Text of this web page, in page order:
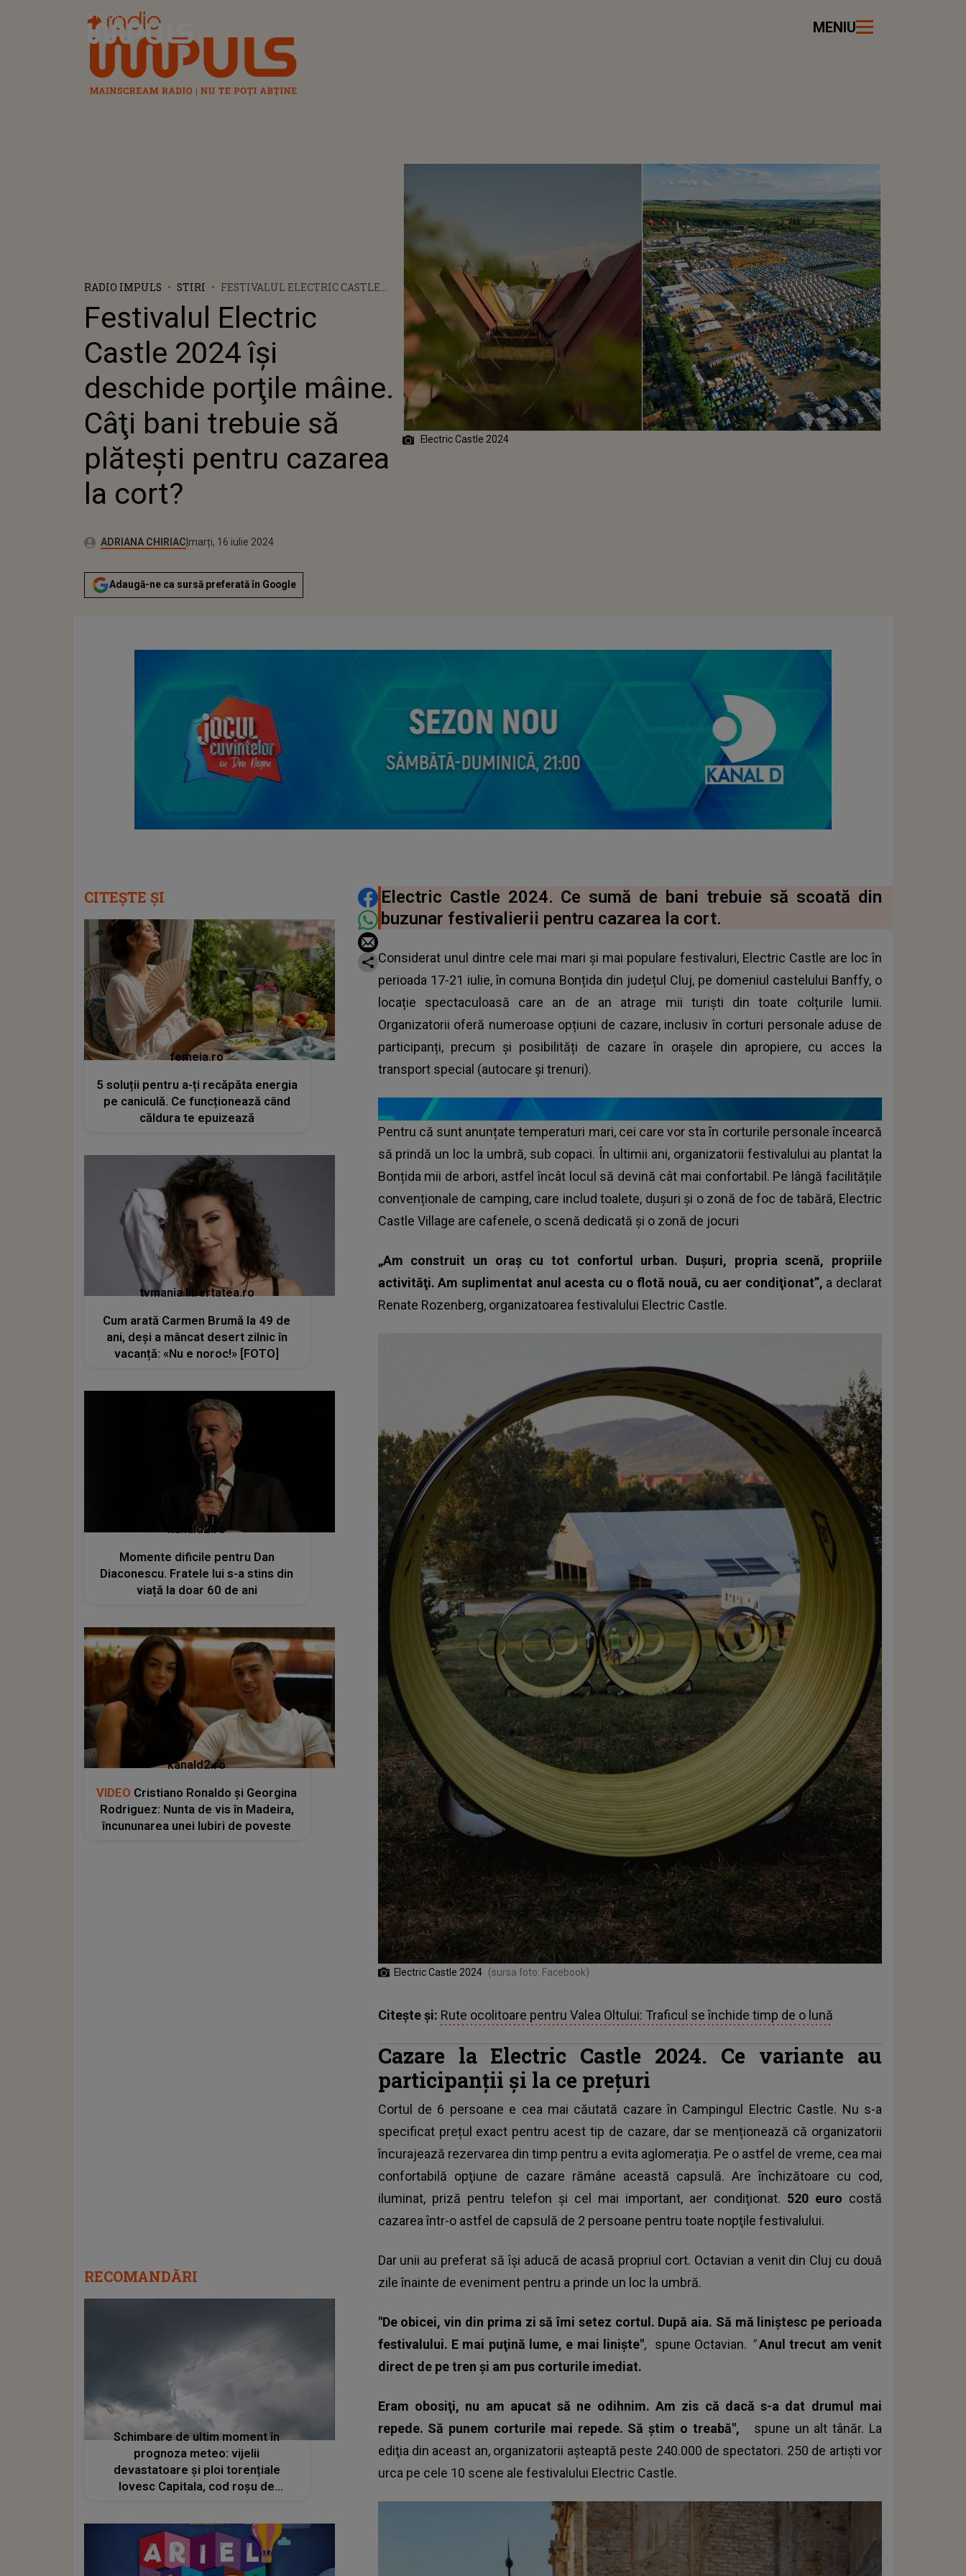
Radio Impuls MENIU
RADIO IMPULS STIRI
FESTIVALUL ELECTRIC CASTLE
MÂINE. CÂŢI BANI TREBUIE SĂ
PLĂTEŞTI PENTRU CAZAREA LA
CORT?
Festivalul Electric
Castle 2024 îşi
deschide porţile mâine.
Câţi bani trebuie să
plăteşti pentru cazarea
la cort?
Autor:ADRIANA CHIRIACPublicat:
marți, 16 iulie 2024
Actualizat:
marți, 16 iulie 2024
Adaugă-ne ca sursă preferată în Google
Electric Castle 2024
DISTRIBUIE ARTICOLUL
Electric Castle 2024. Ce sumă de bani trebuie să scoată din
buzunar festivalierii pentru cazarea la cort.
Considerat unul dintre cele mai mari și mai populare festivaluri, Electric Castle are loc în
perioada 17-21 iulie, în comuna Bonțida din județul Cluj, pe domeniul castelului Banffy, o
locație spectaculoasă care an de an atrage mii turiști din toate colțurile lumii.
Organizatorii oferă numeroase opțiuni de cazare, inclusiv în corturi personale aduse de
participanți, precum și posibilități de cazare în orașele din apropiere, cu acces la
transport special (autocare și trenuri).
Pentru că sunt anunțate temperaturi mari, cei care vor sta în corturile personale încearcă
să prindă un loc la umbră, sub copaci. În ultimii ani, organizatorii festivalului au plantat la
Bonțida mii de arbori, astfel încât locul să devină cât mai confortabil. Pe lângă facilitățile
convenționale de camping, care includ toalete, dușuri și o zonă de foc de tabără, Electric
Castle Village are cafenele, o scenă dedicată și o zonă de jocuri
„Am construit un oraş cu tot confortul urban. Duşuri, propria scenă, propriile
activităţi. Am suplimentat anul acesta cu o flotă nouă, cu aer condiţionat”, a declarat
Renate Rozenberg, organizatoarea festivalului Electric Castle.
Electric Castle 2024 (sursa foto: Facebook)
Citește și: Rute ocolitoare pentru Valea Oltului: Traficul se închide timp de o lună
Cazare la Electric Castle 2024. Ce variante au
participanții și la ce prețuri
Cortul de 6 persoane e cea mai căutată cazare în Campingul Electric Castle. Nu s-a
specificat prețul exact pentru acest tip de cazare, dar se menționează că organizatorii
încurajează rezervarea din timp pentru a evita aglomerația. Pe o astfel de vreme, cea mai
confortabilă opţiune de cazare rămâne această capsulă. Are închizătoare cu cod,
iluminat, priză pentru telefon şi cel mai important, aer condiţionat. 520 euro costă
cazarea într-o astfel de capsulă de 2 persoane pentru toate nopţile festivalului.
Dar unii au preferat să îşi aducă de acasă propriul cort. Octavian a venit din Cluj cu două
zile înainte de eveniment pentru a prinde un loc la umbră.
"De obicei, vin din prima zi să îmi setez cortul. După aia. Să mă liniştesc pe perioada
festivalului. E mai puţină lume, e mai linişte", spune Octavian. "Anul trecut am venit
direct de pe tren şi am pus corturile imediat.
Eram obosiţi, nu am apucat să ne odihnim. Am zis că dacă s-a dat drumul mai
repede. Să punem corturile mai repede. Să ştim o treabă",
spune un alt tânăr. La
ediţia din aceast an, organizatorii aşteaptă peste 240.000 de spectatori. 250 de artişti vor
urca pe cele 10 scene ale festivalului Electric Castle.
CITEȘTE ȘI
femeia.ro
5 soluții pentru a-ți recăpăta energia
pe caniculă. Ce funcționează când
căldura te epuizează
tvmania.libertatea.ro
Cum arată Carmen Brumă la 49 de
ani, deși a mâncat desert zilnic în
vacanță: «Nu e noroc!» [FOTO]
kanald2.ro
Momente dificile pentru Dan
Diaconescu. Fratele lui s-a stins din
viață la doar 60 de ani
kanald2.ro
VIDEO Cristiano Ronaldo și Georgina
Rodriguez: Nunta de vis în Madeira,
încununarea unei Iubiri de poveste
RECOMANDĂRI
Schimbare de ultim moment în
prognoza meteo: vijelii
devastatoare și ploi torențiale
lovesc Capitala, cod roșu de